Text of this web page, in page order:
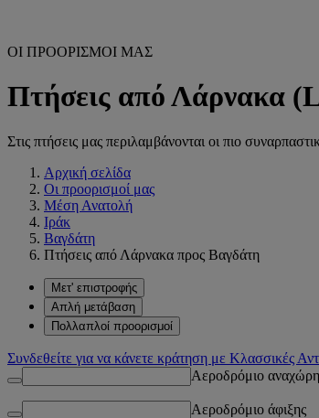
ΟΙ ΠΡΟΟΡΙΣΜΟΙ ΜΑΣ
Πτήσεις από Λάρνακα
Στις πτήσεις μας περιλαμβάνονται οι πιο
Αρχική σελίδα
Οι προορισμοί μας
Μέση Ανατολή
Ιράκ
Βαγδάτη
Πτήσεις από Λάρνακα προς Βαγδάτη
Μετ' επιστροφής
Απλή μετάβαση
Πολλαπλοί προορισμοί
Συνδεθείτε για να κάνετε κράτηση με Κλασσικές
Αεροδρόμιο
Αεροδρόμιο άφιξης